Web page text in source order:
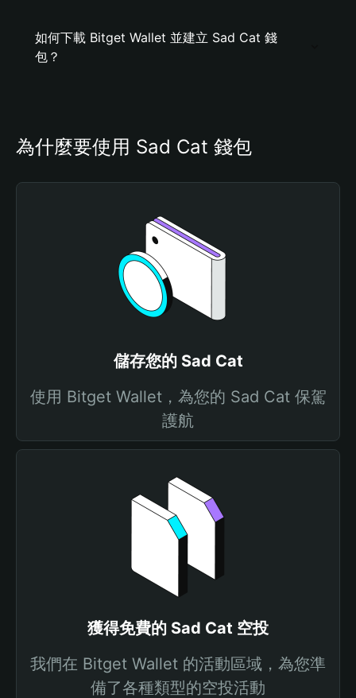
如何下載 Bitget Wallet 並建立 Sad Cat 錢
包？
為什麼要使用 Sad Cat 錢包
儲存您的 Sad Cat
使用 Bitget Wallet，為您的 Sad Cat 保駕
護航
獲得免費的 Sad Cat 空投
我們在 Bitget Wallet 的活動區域，為您準
備了各種類型的空投活動